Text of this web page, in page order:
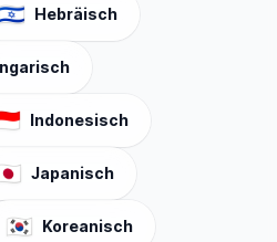
Hebräisch
Indonesisch
Japanisch
🇰🇷 Koreanisch